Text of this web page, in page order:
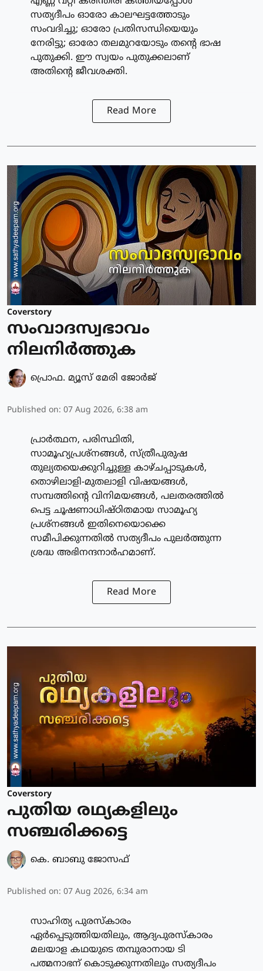
സത്യദീപം ഓരോ കാലഘട്ടത്തോടും
സംവദിച്ചു; ഓരോ പ്രതിസന്ധിയെയും
നേരിട്ടു; ഓരോ തലമുറയോടും തന്റെ ഭാഷ
പുതുക്കി. ഈ സ്വയം പുതുക്കലാണ്
അതിന്റെ ജീവശക്തി.
Read More
Coverstory
സംവാദസ്വഭാവം
നിലനിർത്തുക
പ്രൊഫ. മ്യൂസ് മേരി ജോര്‍ജ്
Published on: 07 Aug 2026, 6:38 am
പ്രാർത്ഥന, പരിസ്ഥിതി,
സാമൂഹ്യപ്രശ്നങ്ങൾ, സ്ത്രീപുരുഷ
തുല്യതയെക്കുറിച്ചുള്ള കാഴ്ചപ്പാടുകൾ,
തൊഴിലാളി-മുതലാളി വിഷയങ്ങൾ,
സമ്പത്തിന്റെ വിനിമയങ്ങൾ, പലതരത്തിൽ
പെട്ട ചൂഷണാധിഷ്ഠിതമായ സാമൂഹ്യ
പ്രശ്നങ്ങൾ ഇതിനെയൊക്കെ
സമീപിക്കുന്നതിൽ സത്യദീപം പുലർത്തുന്ന
ശ്രദ്ധ അഭിനന്ദനാർഹമാണ്.
Read More
Coverstory
പുതിയ രഥ്യകളിലും
സഞ്ചരിക്കട്ടെ
കെ. ബാബു ജോസഫ്
Published on: 07 Aug 2026, 6:34 am
സാഹിത്യ പുരസ്കാരം
ഏർപ്പെടുത്തിയതിലും, ആദ്യപുരസ്കാരം
മലയാള കഥയുടെ തമ്പുരാനായ ടി
പത്മനാഭന് കൊടുക്കുന്നതിലും സത്യദീപം